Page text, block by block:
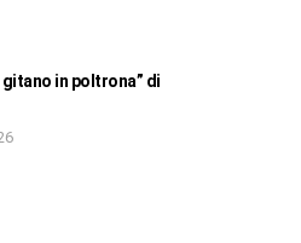
gitano in poltrona” di